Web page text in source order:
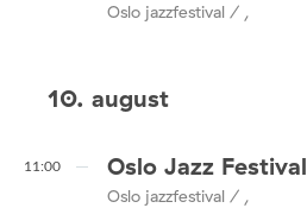
Oslo jazzfestival / ,
10. august
11:00 Oslo Jazz Festival
Oslo jazzfestival / ,